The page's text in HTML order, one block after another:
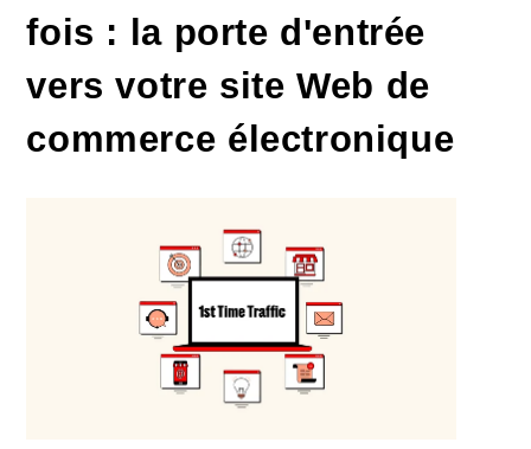
fois : la porte d'entrée
vers votre site Web de
commerce électronique